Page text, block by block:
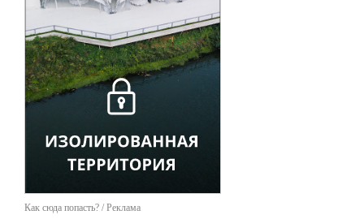
Как сюда попасть? / Реклама